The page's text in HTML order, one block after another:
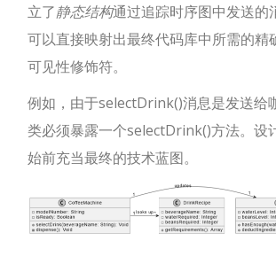
立了静态结构通过追踪时序图中发送的
可以直接映射出最终代码库中所需的精
可见性修饰符。
例如，由于selectDrink()消息是发送给
类必须暴露一个selectDrink()方法。设
始前充当最终的技术蓝图。